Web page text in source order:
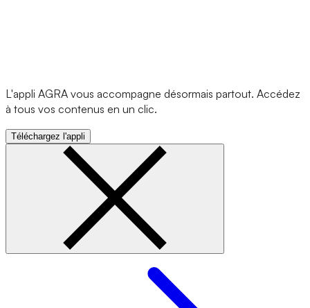
L'appli AGRA vous accompagne désormais partout. Accédez
à tous vos contenus en un clic.
Téléchargez l'appli